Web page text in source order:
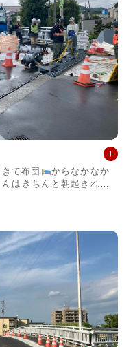
ってきて布団
からなかなか